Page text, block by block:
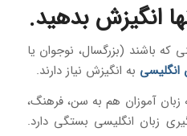
انگیزش بدهید.
که باشند (بزرگسال، نوجوان یا
انگلیسی به انگیزش نیاز دارند.
آموزان هم به سن، فرهنگ،
زبان انگلیسی بستگی دارد.